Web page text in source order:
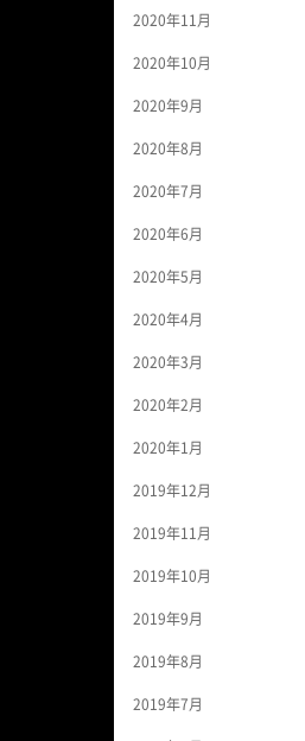
2020年11月
2020年10月
2020年9月
2020年8月
2020年7月
2020年6月
2020年5月
2020年4月
2020年3月
2020年2月
2020年1月
2019年12月
2019年11月
2019年10月
2019年9月
2019年8月
2019年7月